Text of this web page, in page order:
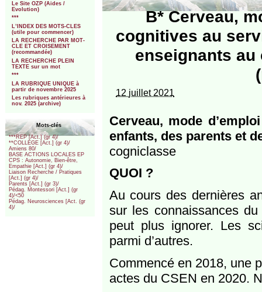
Le Site OZP (Aides /
Evolution)
***
L’INDEX DES MOTS-CLES
(utile pour commencer)
LA RECHERCHE PAR MOT-
CLE ET CROISEMENT
(recommandée)
LA RECHERCHE PLEIN
TEXTE sur un mot
***
LA RUBRIQUE UNIQUE à
partir de novembre 2025
Les rubriques antérieures à
nov. 2025 (archive)
Mots-clés
***REP [Act.] (gr 4)/
**COLLEGE [Act.] (gr 4)/
Amiens 80/
BASE ACTIONS LOCALES EP
CPS : Autonomie, Bien-être,
Empathie [Act.] (gr 4)/
Liaison Recherche / Pratiques
[Act.] (gr 4)/
Parents [Act.] (gr 3)/
Pédag. Montessori [Act.] (gr
4)/<50
Pédag. Neurosciences [Act. (gr
4)/
B* Cerveau,
cognitives au
enseignants au
12 juillet 2021
Cerveau, mode
enfants, des parents et
cogniclasse
QUOI ?
Au cours des dernières
sur les connaissances
peut plus ignorer. Les
parmi d’autres.
Commencé en 2018, une
actes du CSEN en 2020.